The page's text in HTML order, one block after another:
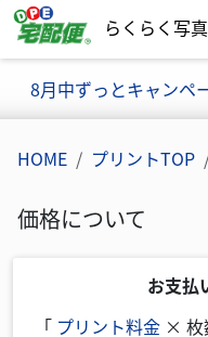
らくらく写
お知らせ
8月中ずっとキャンペ
HOME プリントTOP
価格について
お支払
「 プリント料金 × 枚